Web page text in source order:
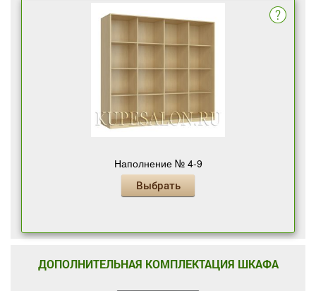
Наполнение № 4-9
Выбрать
ДОПОЛНИТЕЛЬНАЯ КОМПЛЕКТАЦИЯ ШКАФА